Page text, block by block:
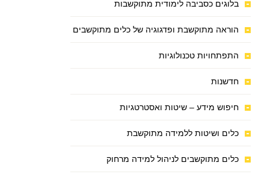
בלוגים כסביבה לימודית מתוקשבות
הוראה מתוקשבת ופדגוגיה של כלים מתוקשבים
התפתחויות טכנולוגיות
חדשנות
חיפוש מידע – שיטות ואסטרטגיות
כלים ושיטות ללמידה מתוקשבת
כלים מתוקשבים לניהול למידה מרחוק